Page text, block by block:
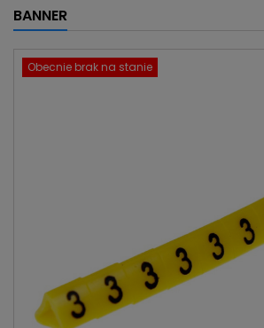
BANNER
Obecnie brak na stanie